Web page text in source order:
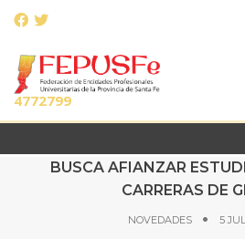
LLAMANOS AL:(0341)
4772799
EL COLEGIO DE
BUSCA AFIANZAR
CARRERAS DE
NOVEDADES 5